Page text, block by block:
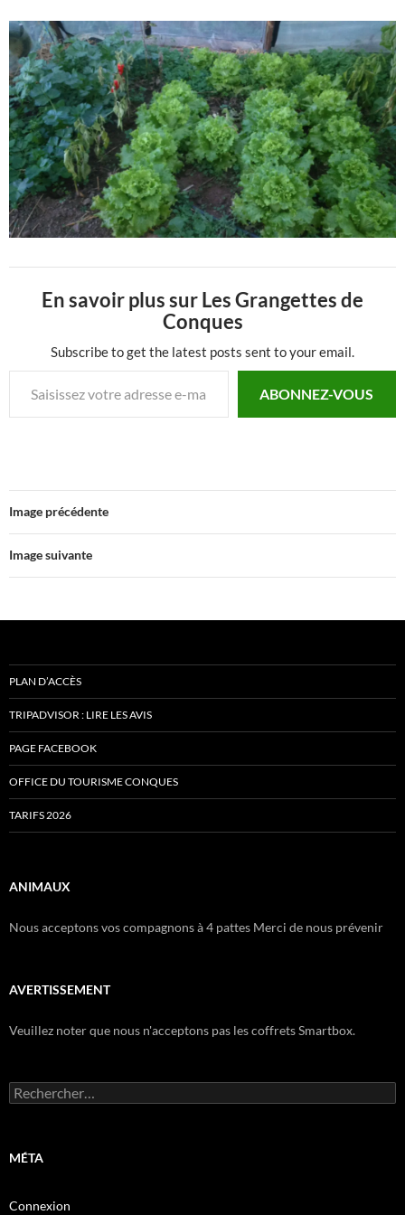
En savoir plus sur Les Grangettes de
Conques
Subscribe to get the latest posts sent to your email.
Saisissez votre adresse e-mail…
ABONNEZ-VOUS
Image précédente
Image suivante
PLAN D’ACCÈS
TRIPADVISOR : LIRE LES AVIS
PAGE FACEBOOK
OFFICE DU TOURISME CONQUES
TARIFS 2026
ANIMAUX
Nous acceptons vos compagnons à 4 pattes Merci de nous prévenir
AVERTISSEMENT
Veuillez noter que nous n'acceptons pas les coffrets Smartbox.
Rechercher :
MÉTA
Connexion